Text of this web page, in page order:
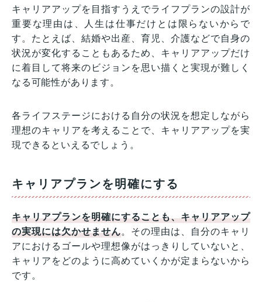
キャリアアップを目指すうえでライフプランの設計が
重要な理由は、人生は仕事だけとは限らないからで
す。たとえば、結婚や出産、育児、介護などで自身の
状況が変化することもあるため、キャリアアップだけ
に着目して将来のビジョンを思い描くと実現が難しく
なる可能性があります。
各ライフステージにおける自分の状況を想定しながら
理想のキャリアを考えることで、キャリアアップを実
現できるといえるでしょう。
キャリアプランを明確にする
キャリアプランを明確にすることも、キャリアアップ
の実現には欠かせません。その理由は、自分のキャリ
アにおけるゴールや理想像がはっきりしていないと、
キャリアをどのように高めていくかが定まらないから
です。